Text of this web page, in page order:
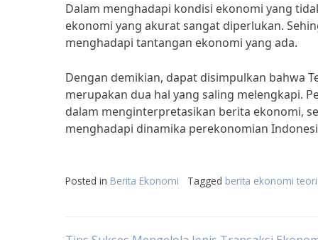
Dalam menghadapi kondisi ekonomi yang
ekonomi yang akurat sangat diperlukan.
menghadapi tantangan ekonomi yang ada.
Dengan demikian, dapat disimpulkan bahwa
merupakan dua hal yang saling melengkapi.
dalam menginterpretasikan berita ekonomi,
menghadapi dinamika perekonomian
Posted in Berita Ekonomi Tagged berita ekonomi teori